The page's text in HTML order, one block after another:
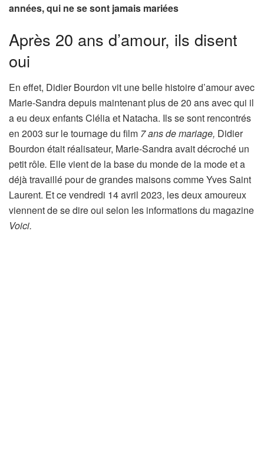
années, qui ne se sont jamais mariées
Après 20 ans d’amour, ils disent
oui
En effet, Didier Bourdon vit une belle histoire d’amour avec
Marie-Sandra depuis maintenant plus de 20 ans avec qui il
a eu deux enfants Clélia et Natacha. Ils se sont rencontrés
en 2003 sur le tournage du film 7 ans de mariage, Didier
Bourdon était réalisateur, Marie-Sandra avait décroché un
petit rôle. Elle vient de la base du monde de la mode et a
déjà travaillé pour de grandes maisons comme Yves Saint
Laurent. Et ce vendredi 14 avril 2023, les deux amoureux
viennent de se dire oui selon les informations du magazine
Voici.